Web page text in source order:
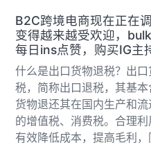
B2C跨境电商现在正在
变得越来越受欢迎，
每日ins点赞，购买IG主
什么是出口货物退税？出口
税，简称出口退税，其基
货物退还其在国内生产和
的增值税、消费税。合理
有效降低成本，提高毛利